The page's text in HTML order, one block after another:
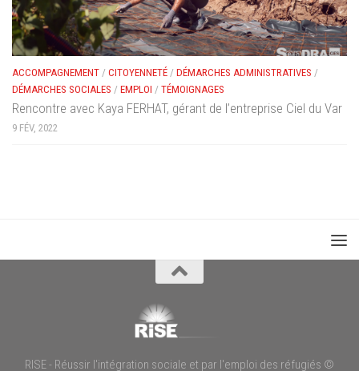
ACCOMPAGNEMENT / CITOYENNETÉ / DÉMARCHES ADMINISTRATIVES /
DÉMARCHES SOCIALES / EMPLOI / TÉMOIGNAGES
Rencontre avec Kaya FERHAT, gérant de l’entreprise Ciel du Var
9 FÉV, 2022
RISE - Réussir l'intégration sociale et par l'emploi des réfugiés ©